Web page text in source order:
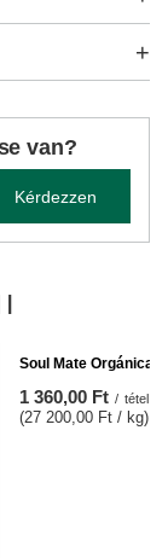
van?
Kérdezzen
Soul Mate Orgánica
1 360,00 Ft / tétel
(27 200,00 Ft / kg)